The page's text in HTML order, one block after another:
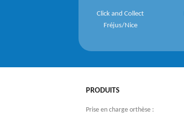
Click and Collect
Fréjus/Nice
PRODUITS
Prise en charge orthèse :